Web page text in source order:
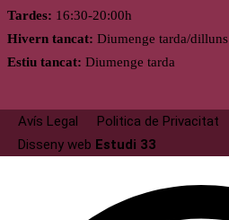
Tardes: 16:30-20:00h
Hivern tancat: Diumenge tarda/dilluns
Estiu tancat: Diumenge tarda
Avís Legal Politica de Privacitat
Disseny web Estudi 33